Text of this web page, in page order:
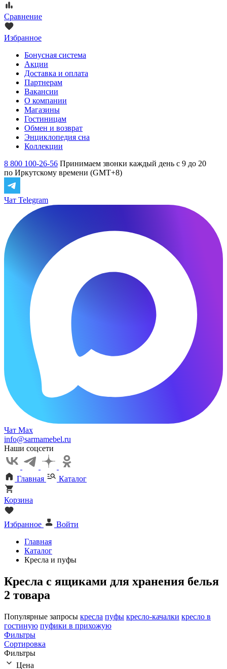
Сравнение
Избранное
Бонусная система
Акции
Доставка и оплата
Партнерам
Вакансии
О компании
Магазины
Гостиницам
Обмен и возврат
Энциклопедия сна
Коллекции
8 800 100-26-56 Принимаем звонки каждый день с 9 до 20
по Иркутскому времени (GMT+8)
Чат Telegram
Чат Max
info@sarmamebel.ru
Наши соцсети
Главная Каталог
Корзина
Избранное
Войти
Главная
Каталог
Кресла и пуфы
Кресла с ящиками для хранения белья
2 товара
Популярные запросы кресла пуфы кресло-качалки кресло в
гостиную пуфики в прихожую
Фильтры
Сортировка
Фильтры
Цена